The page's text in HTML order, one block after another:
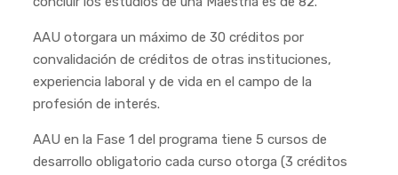
AAU otorgara un máximo de 30 créditos por
convalidación de créditos de otras instituciones,
experiencia laboral y de vida en el campo de la
profesión de interés.
AAU en la Fase 1 del programa tiene 5 cursos de
desarrollo obligatorio cada curso otorga (3 créditos